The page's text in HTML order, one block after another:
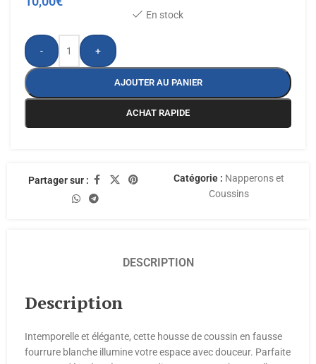
En stock
- +
AJOUTER AU PANIER
ACHAT RAPIDE
Partager sur : Catégorie : Napperons et
Coussins
DESCRIPTION
Description
Intemporelle et élégante, cette housse de coussin en fausse
fourrure blanche illumine votre espace avec douceur. Parfaite